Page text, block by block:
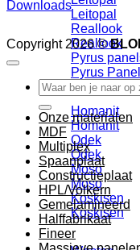
Leitopal
Reallook
Reallook
Pyrus
Pyrus
Homanit
Homanit
Odek
Odek
Moso
Moso
Koskisen
Koskisen
Downloads
Copyright 2026 ©
Zoeken
naar:
Onze materialen
MDF
Multiplex
Spaanplaat
Constructieplaat
HPL/Volkern
Gemelamineerd
Halffabrikaat
Fineer